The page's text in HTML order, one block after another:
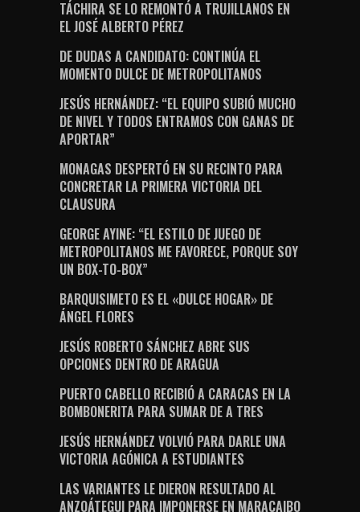
TÁCHIRA SE LO REMONTÓ A TRUJILLANOS EN
EL JOSÉ ALBERTO PÉREZ
DE DUDAS A CANDIDATO: CONTINÚA EL
MOMENTO DULCE DE METROPOLITANOS
JESÚS HERNÁNDEZ: “EL EQUIPO SUBIÓ MUCHO
DE NIVEL Y TODOS ENTRAMOS CON GANAS DE
APORTAR”
MONAGAS DESPERTÓ EN SU RECINTO PARA
CONCRETAR LA PRIMERA VICTORIA DEL
CLAUSURA
GEORGE AYINE: “EL ESTILO DE JUEGO DE
METROPOLITANOS ME FAVORECE, PORQUE SOY
UN BOX-TO-BOX”
BARQUISIMETO ES EL «DULCE HOGAR» DE
ÁNGEL FLORES
JESÚS ROBERTO SÁNCHEZ ABRE SUS
OPCIONES DENTRO DE ARAGUA
PUERTO CABELLO RECIBIÓ A CARACAS EN LA
BOMBONERITA PARA SUMAR DE A TRES
JESÚS HERNÁNDEZ VOLVIÓ PARA DARLE UNA
VICTORIA AGÓNICA A ESTUDIANTES
LAS VARIANTES LE DIERON RESULTADO AL
ANZOÁTEGUI PARA IMPONERSE EN MARACAIBO